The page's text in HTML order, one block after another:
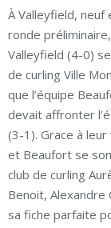
À Valleyfield,
ronde
Valleyfield (4-0)
de curling Ville
que l’équipe
devait affronter
(3-1). Grace à
et Beaufort se
club de curling
Benoit, Alexandre
sa fiche parfaite